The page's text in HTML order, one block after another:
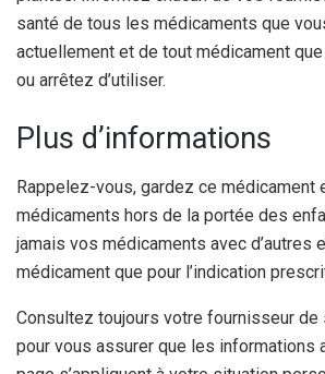
santé de tous les médicaments que
actuellement et de tout médicament
ou arrêtez d’utiliser.
Plus d’informations
Rappelez-vous, gardez ce médicament
médicaments hors de la portée des
jamais vos médicaments avec d’autres
médicament que pour l’indication
Consultez toujours votre fournisseur de
pour vous assurer que les informations